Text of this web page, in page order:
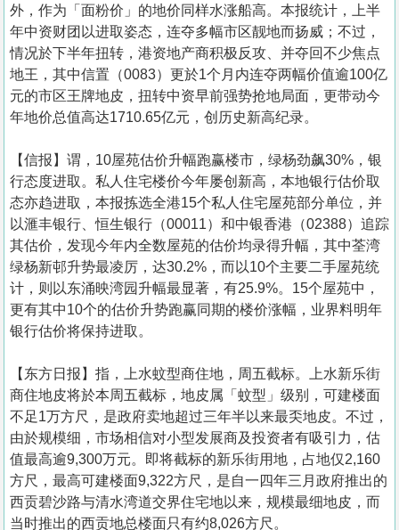
外，作为「面粉价」的地价同样水涨船高。本报统计，上半
年中资财团以进取姿态，连夺多幅市区靓地而扬威；不过，
情况於下半年扭转，港资地产商积极反攻、并夺回不少焦点
地王，其中信置（0083）更於1个月内连夺两幅价值逾100亿
元的市区王牌地皮，扭转中资早前强势抢地局面，更带动今
年地价总值高达1710.65亿元，创历史新高纪录。
【信报】谓，10屋苑估价升幅跑赢楼市，绿杨劲飙30%，银
行态度进取。私人住宅楼价今年屡创新高，本地银行估价取
态亦趋进取，本报拣选全港15个私人住宅屋苑部分单位，并
以滙丰银行、恒生银行（00011）和中银香港（02388）追踪
其估价，发现今年内全数屋苑的估价均录得升幅，其中荃湾
绿杨新邨升势最凌厉，达30.2%，而以10个主要二手屋苑统
计，则以东涌映湾园升幅最显著，有25.9%。15个屋苑中，
更有其中10个的估价升势跑赢同期的楼价涨幅，业界料明年
银行估价将保持进取。
【东方日报】指，上水蚊型商住地，周五截标。上水新乐街
商住地皮将於本周五截标，地皮属「蚊型」级别，可建楼面
不足1万方尺，是政府卖地超过三年半以来最奀地皮。不过，
由於规模细，市场相信对小型发展商及投资者有吸引力，估
值最高逾9,300万元。即将截标的新乐街用地，占地仅2,160
方尺，最高可建楼面9,322方尺，是自一四年三月政府推出的
西贡碧沙路与清水湾道交界住宅地以来，规模最细地皮，而
当时推出的西贡地总楼面只有约8,026方尺。